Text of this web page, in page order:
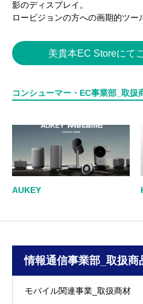
影のディスプレイ。
ロービジョンの方への画期的ツー
美貴本EC Storeにて
コンシューマー・EC事業部_取扱
AUKEY
情報通信事業部_取扱商
モバイル関連事業_取扱商材